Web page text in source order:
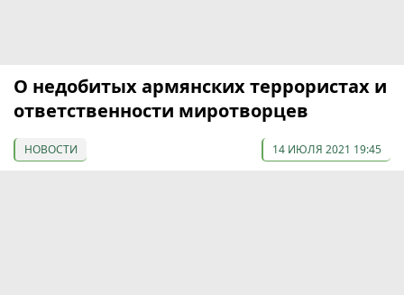
О недобитых армянских террористах и
ответственности миротворцев
НОВОСТИ 14 ИЮЛЯ 2021 19:45